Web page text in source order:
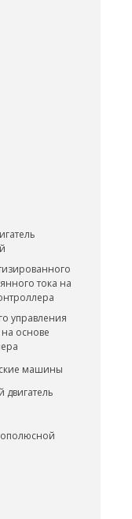
тока на
управления
основе
машины